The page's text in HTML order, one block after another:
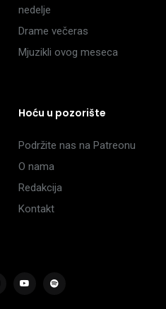
nedelje
Drame večeras
Mjuzikli ovog meseca
Hoću u pozorište
Podržite nas na Patreonu
O nama
Redakcija
Kontakt